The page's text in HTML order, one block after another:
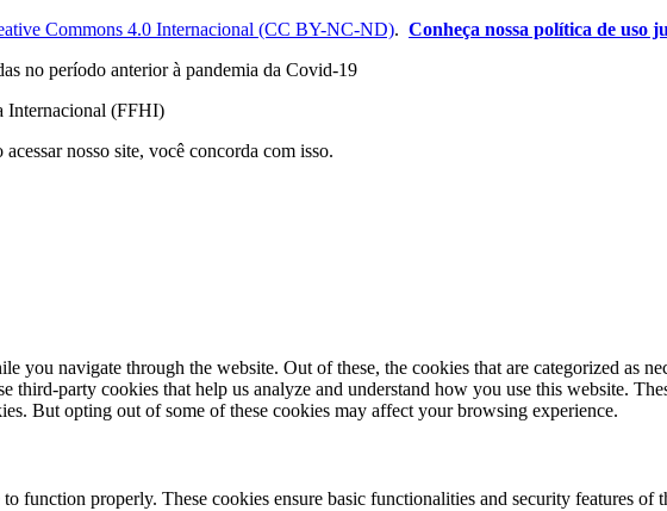
Commons 4.0 Internacional (CC BY-NC-ND). Conheça nossa política de uso
no período anterior à pandemia da Covid-19
Internacional (FFHI)
nosso site, você concorda com isso.
you navigate through the website. Out of these, the cookies that are categorized as
third-party cookies that help us analyze and understand how you use this website.
But opting out of some of these cookies may affect your browsing experience.
function properly. These cookies ensure basic functionalities and security features of